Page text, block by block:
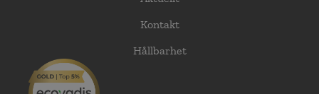
Kontakt
Hållbarhet